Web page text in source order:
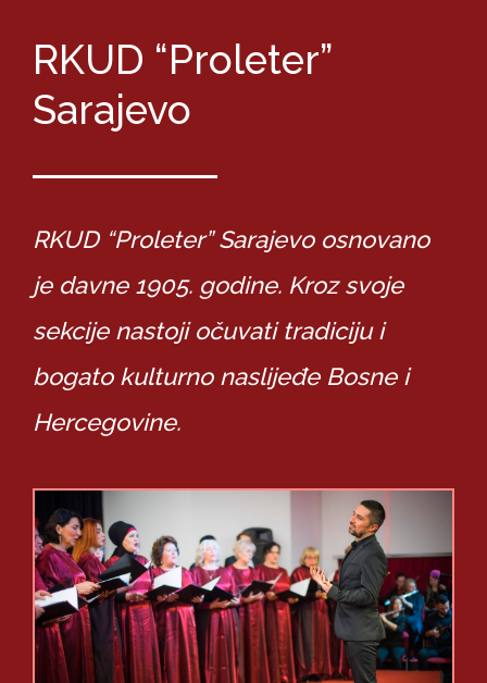
RKUD “Proleter”
Sarajevo
RKUD “Proleter” Sarajevo osnovano
je davne 1905. godine. Kroz svoje
sekcije nastoji očuvati tradiciju i
bogato kulturno naslijeđe Bosne i
Hercegovine.